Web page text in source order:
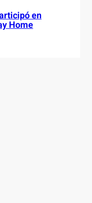
en
Home